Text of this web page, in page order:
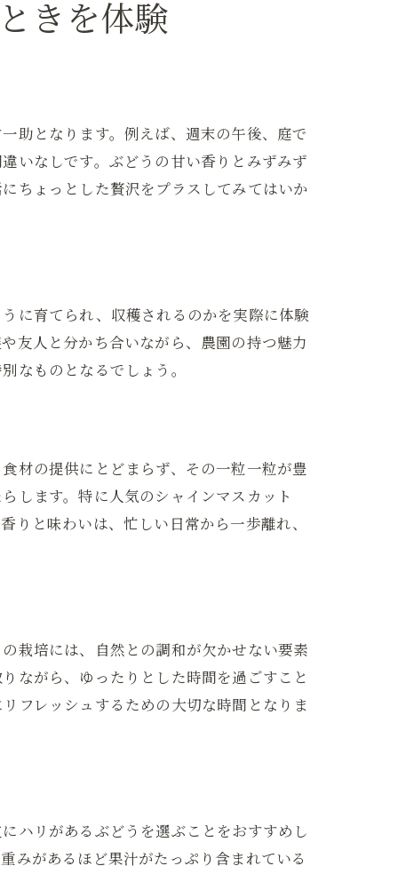
きを体験
助となります。例えば、週末の午後、庭で
いなしです。ぶどうの甘い香りとみずみず
ちょっとした贅沢をプラスしてみてはいか
に育てられ、収穫されるのかを実際に体験
友人と分かち合いながら、農園の持つ魅力
なものとなるでしょう。
材の提供にとどまらず、その一粒一粒が豊
します。特に人気のシャインマスカット
と味わいは、忙しい日常から一歩離れ、
栽培には、自然との調和が欠かせない要素
ながら、ゆったりとした時間を過ごすこと
フレッシュするための大切な時間となりま
ハリがあるぶどうを選ぶことをおすすめし
みがあるほど果汁がたっぷり含まれている